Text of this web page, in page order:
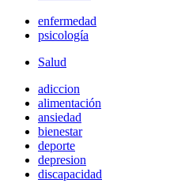
enfermedad
psicología
Salud
adiccion
alimentación
ansiedad
bienestar
deporte
depresion
discapacidad